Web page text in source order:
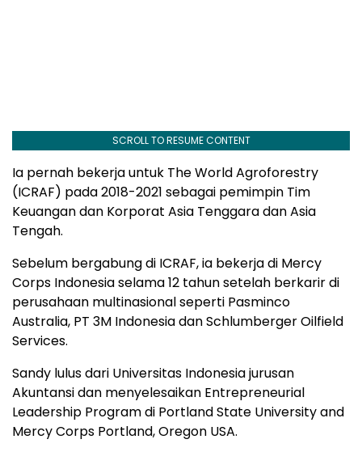
SCROLL TO RESUME CONTENT
Ia pernah bekerja untuk The World Agroforestry
(ICRAF) pada 2018-2021 sebagai pemimpin Tim
Keuangan dan Korporat Asia Tenggara dan Asia
Tengah.
Sebelum bergabung di ICRAF, ia bekerja di Mercy
Corps Indonesia selama 12 tahun setelah berkarir di
perusahaan multinasional seperti Pasminco
Australia, PT 3M Indonesia dan Schlumberger Oilfield
Services.
Sandy lulus dari Universitas Indonesia jurusan
Akuntansi dan menyelesaikan Entrepreneurial
Leadership Program di Portland State University and
Mercy Corps Portland, Oregon USA.